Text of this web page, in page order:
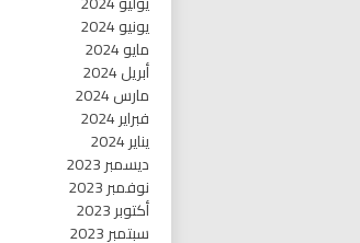
يونيو 2024
مايو 2024
أبريل 2024
مارس 2024
فبراير 2024
يناير 2024
ديسمبر 2023
نوفمبر 2023
أكتوبر 2023
سبتمبر 2023